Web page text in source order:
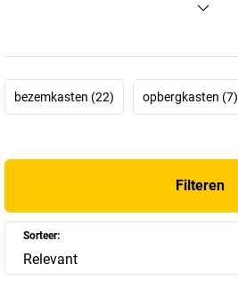
schoonmaakkasten
bezemkasten (22) opbergkasten (7)
Filteren
Sorteer:
Relevant